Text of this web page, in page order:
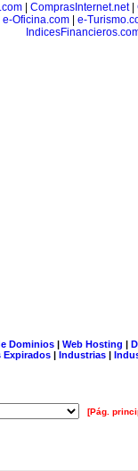
| ComprasInternet.net|
e-Oficina.com
e-
Dominios| Web Hosting |
Expirados | Industrias |
[Pág.